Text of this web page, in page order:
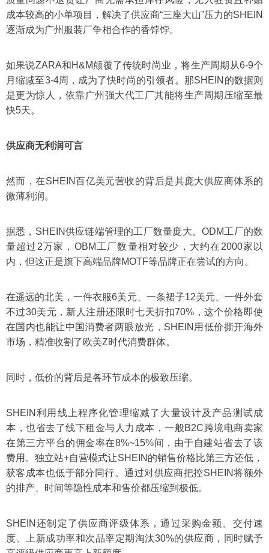
成本较高的小单项目，解决了供应商“三座大山”压力的SHEIN
逐渐成为广州服装厂争相合作的香饽饽。
如果说ZARA和H&M颠覆了传统时尚业，将生产周期从6-9个
月缩减至3-4周，成为了快时尚的引领者。那SHEIN的数据则
是更为惊人，依靠广州强大代工厂其能将生产周期压缩至最
快5天。
供应商无利润可言
然而，在SHEIN百亿美元营收的背后是其庞大供应商体系的
微薄利润。
据悉，SHEIN供应链端管理的工厂数量庞大。ODM工厂的数
量超过2万家，OBM工厂数量相对较少，大约在2000家以
内，但这正是旗下高端品牌MOTF等品牌正在尝试的方向。
在遥远的北美，一件衣服6美元、一条裙子12美元、一件外套
不过30美元，新人注册还限时七天折扣70%，这个价格即使
在国内也能让中国消费者两眼放光，SHEIN用低价撕开海外
市场，精准收割了欧美Z时代消费群体。
同时，低价的背后是各环节成本的极致压缩。
SHEIN利用线上程序化管理缩减了大量设计及产品测试成
本，也省去了线下租金与人力成本，一般B2C跨境电商卖家
在第三方平台的佣金率在8%~15%间，由于自建站省去了该
费用。独立站+自营模式让SHEIN的销售价格比第三方还低，
获客成本也低于部分同行。通过对供应商把控SHEIN将额外
的排产、时间等隐性成本和售价都压缩到极低。
SHEIN还制定了供应商评级体系，通过采购金额、交付速
度、上新成功率和次品率定期淘汰30%的供应商，同时赋予